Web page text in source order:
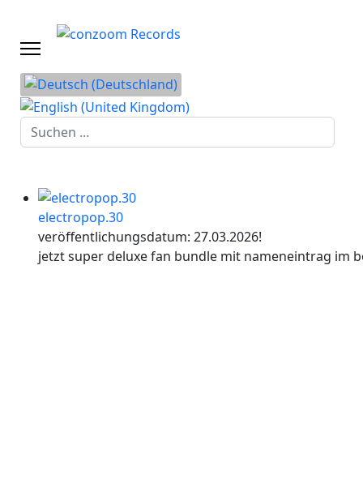
Suchen
...
electropop.30
veröffentlichungsdatum: 27.03.2026!
jetzt super deluxe fan bundle mit nameneintrag im